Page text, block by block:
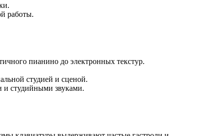
работы.
пианино до электронных текстур.
студией и сценой.
и студийными звуками.